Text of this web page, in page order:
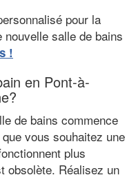
pour la
nouvelle salle de bains
!
en Pont-à-
de bains commence
vous souhaitez une
plus
obsolète. Réalisez un